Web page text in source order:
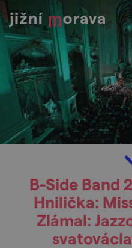
B-Side Band
Hnilička:
Zlámal: